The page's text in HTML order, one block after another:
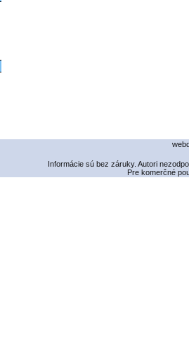
Informácie sú bez záruky. Autori
Pre komerčné